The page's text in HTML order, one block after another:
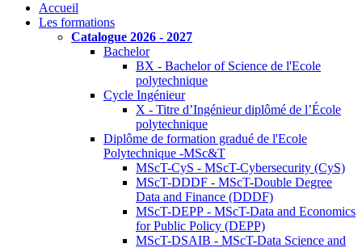
Accueil
Les formations
Catalogue 2026 - 2027
Bachelor
BX - Bachelor of Science de l'Ecole
polytechnique
Cycle Ingénieur
X - Titre d’Ingénieur diplômé de l’École
polytechnique
Diplôme de formation gradué de l'Ecole
Polytechnique -MSc&T
MScT-CyS - MScT-Cybersecurity (CyS)
MScT-DDDF - MScT-Double Degree
Data and Finance (DDDF)
MScT-DEPP - MScT-Data and Economics
for Public Policy (DEPP)
MScT-DSAIB - MScT-Data Science and